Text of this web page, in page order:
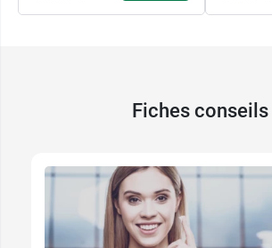
Fiches conseils